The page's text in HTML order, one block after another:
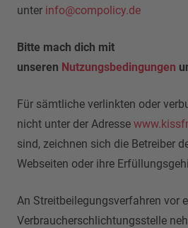
unter info@compolicy.de
Bitte mach dich mit
unseren Nutzungsbedingungen
Für sämtliche verlinkten oder
nicht unter der Adresse
sind, zeichnen sich die Betreiber
Webseiten oder ihre
An Streitbeilegungsverfahren vor
Verbraucherschlichtungsstelle